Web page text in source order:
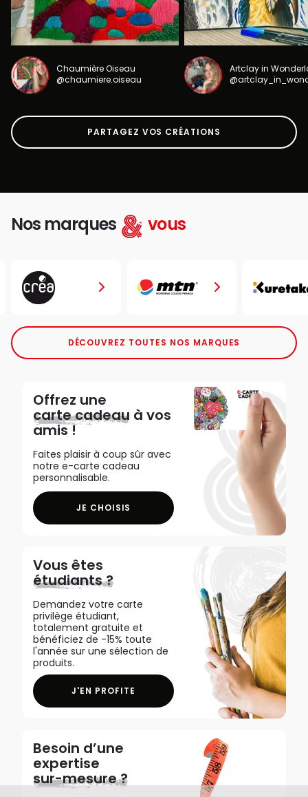
Chaumière Oiseau
@chaumiere.oiseau
Artclay in
PARTAGEZ VOS CRÉATIONS
Nos marques vous
DÉCOUVREZ TOUTES NOS MARQUES
Offrez une
carte cadeau à vos
amis !
Faites plaisir à coup sûr avec
notre e-carte cadeau
personnalisable.
JE CHOISIS
Vous êtes
étudiants ?
Demandez votre carte
privilège étudiant,
totalement gratuite et
bénéficiez de -15% toute
l'année sur une sélection de
produits.
J'EN PROFITE
Besoin d’une
expertise
sur-mesure ?